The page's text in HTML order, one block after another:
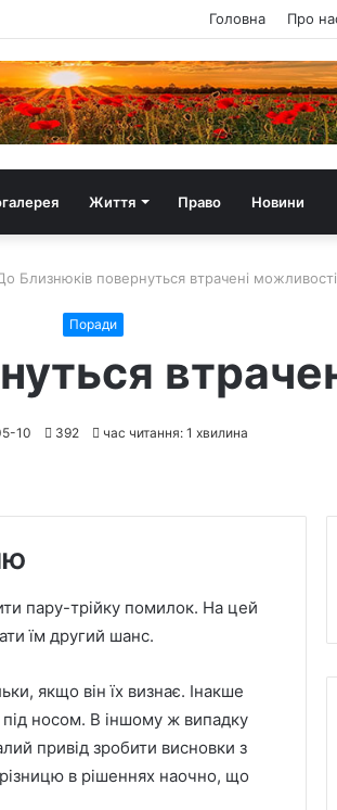
Головна Про
Життя Право Новини
Близнюків повернуться втрачені можливості
Поради
10 392 час читання: 1 хвилина
пару-трійку помилок. На цей
їм другий шанс.
якщо він їх визнає. Інакше
носом. В іншому ж випадку
привід зробити висновки з
в рішеннях наочно, що